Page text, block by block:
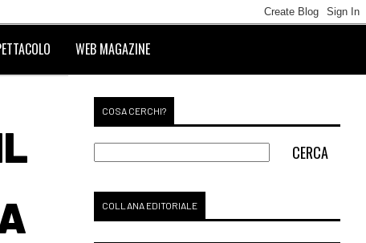
WEB MAGAZINE
COSA CERCHI?
COLLANA EDITORIALE